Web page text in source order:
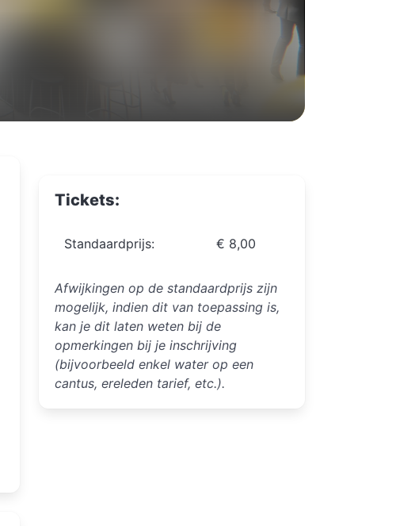
Tickets:
Standaardprijs: € 8,00
Afwijkingen op de standaardprijs zijn
mogelijk, indien dit van toepassing is,
kan je dit laten weten bij de
opmerkingen bij je inschrijving
(bijvoorbeeld enkel water op een
cantus, ereleden tarief, etc.).